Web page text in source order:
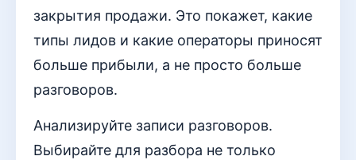
закрытия продажи. Это покажет, какие
типы лидов и какие операторы приносят
больше прибыли, а не просто больше
разговоров.
Анализируйте записи разговоров.
Выбирайте для разбора не только